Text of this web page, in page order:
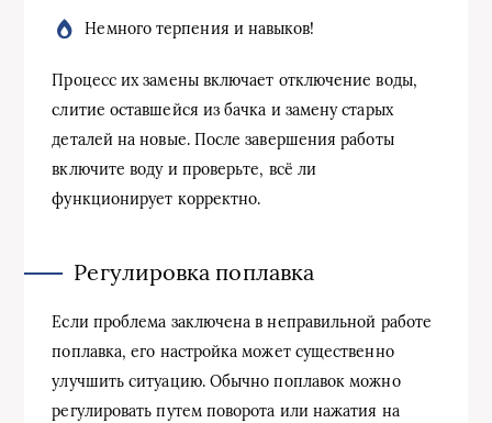
Немного терпения и навыков!
Процесс их замены включает отключение воды,
слитие оставшейся из бачка и замену старых
деталей на новые. После завершения работы
включите воду и проверьте, всё ли
функционирует корректно.
Регулировка поплавка
Если проблема заключена в неправильной работе
поплавка, его настройка может существенно
улучшить ситуацию. Обычно поплавок можно
регулировать путем поворота или нажатия на